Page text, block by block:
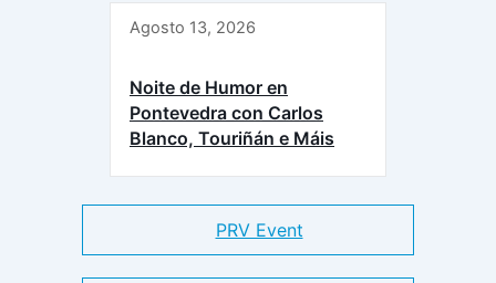
Agosto 13, 2026
Noite de Humor en
Pontevedra con Carlos
Blanco, Touriñán e Máis
PRV Event